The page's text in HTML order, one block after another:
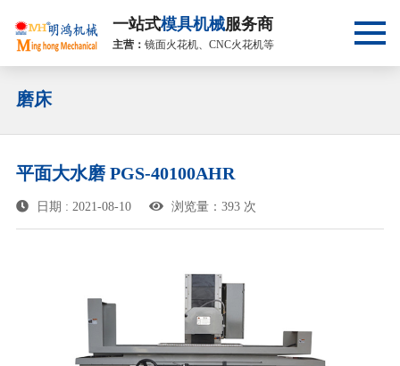
一站式模具机械服务商
主营： 镜面火花机、CNC火花机等
磨床
平面大水磨 PGS-40100AHR
日期 : 2021-08-10 浏览量：393 次